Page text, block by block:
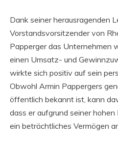
Dank seiner herausragenden
Vorstandsvorsitzender von
Papperger das Unternehmen
einen Umsatz- und
wirkte sich positiv auf sein
Obwohl Armin Pappergers
öffentlich bekannt ist, kann
dass er aufgrund seiner
ein beträchtliches Vermögen